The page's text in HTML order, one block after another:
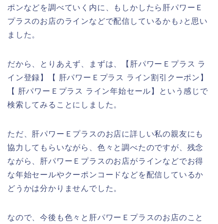
ポンなどを調べていく内に、もしかしたら肝パワーＥ
プラスのお店のラインなどで配信しているかも♪と思い
ました。
だから、とりあえず、まずは、【肝パワーＥプラス ラ
イン登録】【 肝パワーＥプラス ライン割引クーポン】
【 肝パワーＥプラス ライン年始セール】という感じで
検索してみることにしました。
ただ、肝パワーＥプラスのお店に詳しい私の親友にも
協力してもらいながら、色々と調べたのですが、残念
ながら、肝パワーＥプラスのお店がラインなどでお得
な年始セールやクーポンコードなどを配信しているか
どうかは分かりませんでした。
なので、今後も色々と肝パワーＥプラスのお店のこと